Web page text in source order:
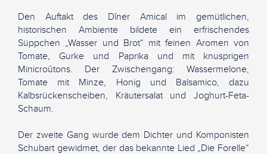
Den Auftakt des Dîner Amical im gemütlichen,
historischen Ambiente bildete ein erfrischendes
Süppchen „Wasser und Brot“ mit feinen Aromen von
Tomate, Gurke und Paprika und mit knusprigen
Minicroûtons. Der Zwischengang: Wassermelone,
Tomate mit Minze, Honig und Balsamico, dazu
Kalbsrückenscheiben, Kräutersalat und Joghurt-Feta-
Schaum.
Der zweite Gang wurde dem Dichter und Komponisten
Schubart gewidmet, der das bekannte Lied „Die Forelle“